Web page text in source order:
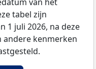
tabel zijn
1 juli 2026, na deze
andere kenmerken